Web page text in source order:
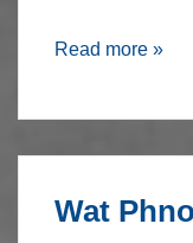
Koh
en
Read more »
Wat